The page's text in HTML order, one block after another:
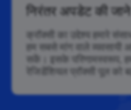
निरंतर अपडेट की
क्रॉक्सी का उद्देश्य हमारे
हम सबसे मांग वाले
सकें। इसके परिणामस्वरूप,
रेजिडेंशियल प्रॉक्सी पूल को